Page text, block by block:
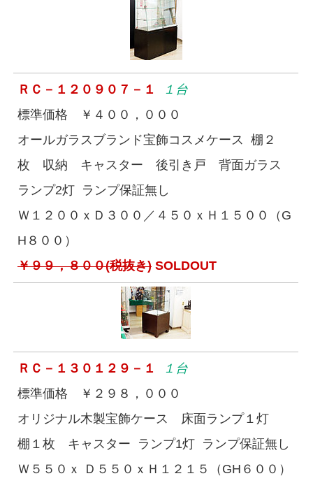
ＲＣ－１２０９０７－１
１台
標準価格 ￥４００，０００
オールガラスブランド宝飾コスメケース 棚２
枚 収納 キャスター 後引き戸 背面ガラス
ランプ2灯 ランプ保証無し
Ｗ１２００ｘＤ３００／４５０ｘＨ１５００（G
H８００）
￥９９，８００(税抜き) SOLDOUT
ＲＣ－１３０１２９－１
１台
標準価格 ￥２９８，０００
オリジナル木製宝飾ケース 床面ランプ１灯
棚１枚 キャスター ランプ1灯 ランプ保証無し
Ｗ５５０ｘ Ｄ５５０ｘＨ１２１５（GH６００）